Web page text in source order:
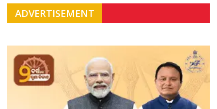
ADVERTISEMENT